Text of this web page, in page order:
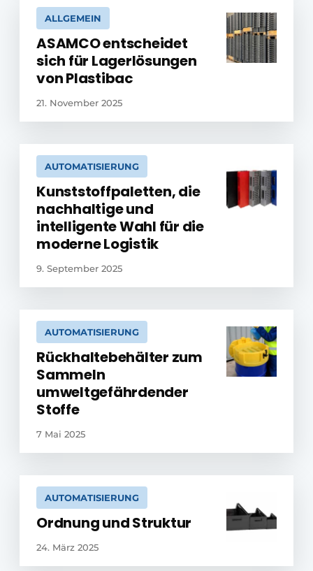
ALLGEMEIN
ASAMCO entscheidet
sich für Lagerlösungen
von Plastibac
21. November 2025
AUTOMATISIERUNG
Kunststoffpaletten, die
nachhaltige und
intelligente Wahl für die
moderne Logistik
9. September 2025
AUTOMATISIERUNG
Rückhaltebehälter zum
Sammeln
umweltgefährdender
Stoffe
7 Mai 2025
AUTOMATISIERUNG
Ordnung und Struktur
24. März 2025